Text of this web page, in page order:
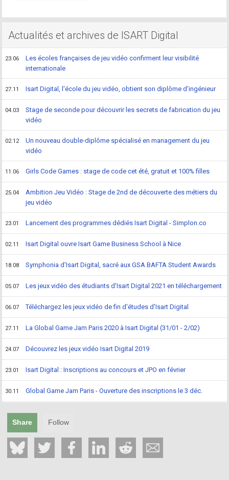
Actualités et archives de ISART Digital
23.06
Les écoles françaises de jeu vidéo confirment leur visibilité
internationale
27.11 Isart Digital, l'école du jeu vidéo, obtient son diplôme d'ingénieur
04.03
Stage de seconde pour découvrir les secrets de fabrication du jeu
vidéo
02.12
Un nouveau double-diplôme spécialisé en management du jeu
vidéo
11.06 Girls Code Games : stage de code cet été, gratuit et 100% filles
25.04
Ambition Jeu Vidéo : Stage de 2nd de découverte des métiers du
jeu vidéo
23.01 Lancement des programmes dédiés Isart Digital - Simplon.co
02.11 Isart Digital ouvre Isart Game Business School à Nice
18.08 Symphonia d'Isart Digital, sacré aux GSA BAFTA Student Awards
05.07 Les jeux vidéo des étudiants d'Isart Digital 2021 en téléchargement
06.07 Téléchargez les jeux vidéo de fin d'études d'Isart Digital
27.11 La Global Game Jam Paris 2020 à Isart Digital (31/01 - 2/02)
24.07 Découvrez les jeux vidéo Isart Digital 2019
23.01 Isart Digital : Inscriptions au concours et JPO en février
30.11 Global Game Jam Paris - Ouverture des inscriptions le 3 déc.
Share Follow